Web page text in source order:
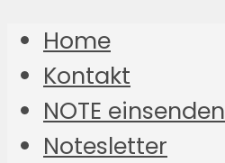
Home
Kontakt
NOTE einsenden
Notesletter